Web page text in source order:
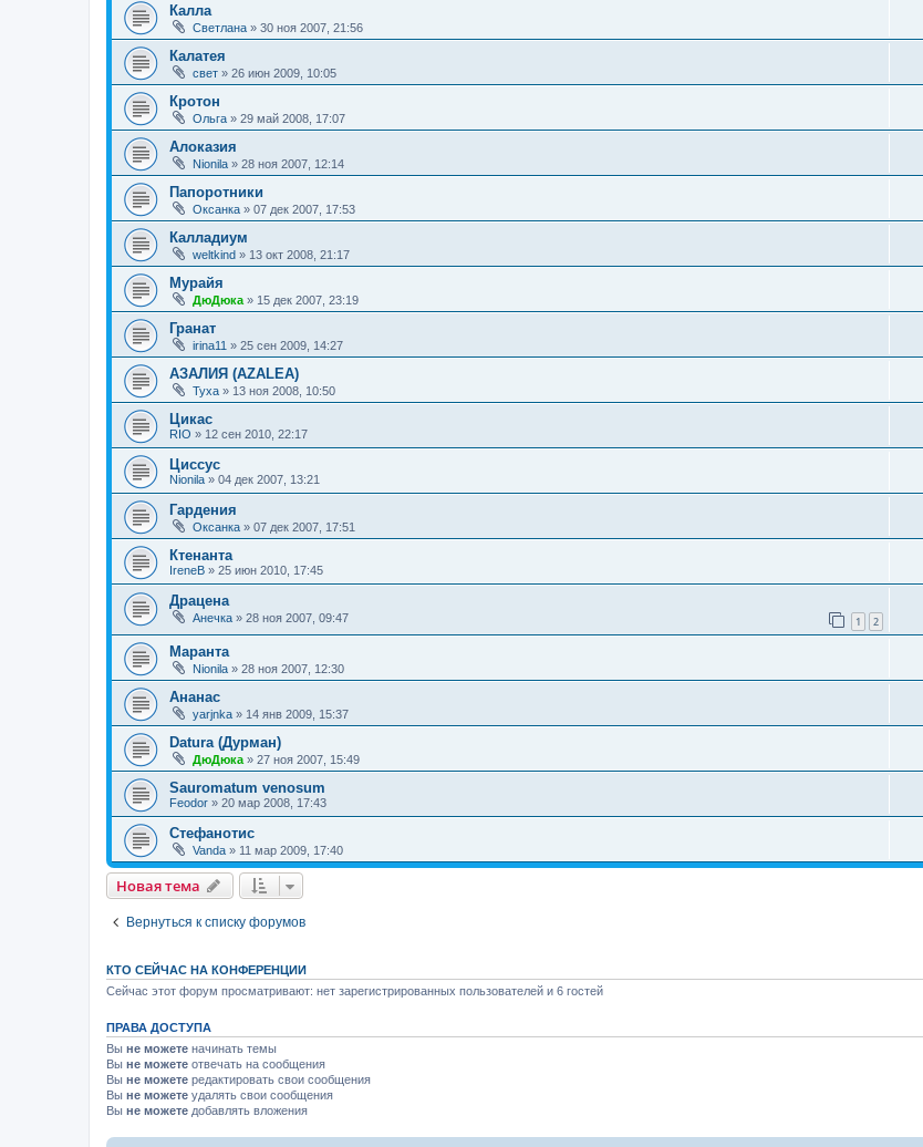
Калла
Светлана » 30 ноя 2007, 21:56
Калатея
свет » 26 июн 2009, 10:05
Кротон
Ольга » 29 май 2008, 17:07
Алоказия
Nionila » 28 ноя 2007, 12:14
Папоротники
Оксанка » 07 дек 2007, 17:53
Калладиум
weltkind » 13 окт 2008, 21:17
Мурайя
ДюДюка » 15 дек 2007, 23:19
Гранат
irina11 » 25 сен 2009, 14:27
АЗАЛИЯ (AZALEA)
Tyxa » 13 ноя 2008, 10:50
Цикас
RIO » 12 сен 2010, 22:17
Циссус
Nionila » 04 дек 2007, 13:21
Гардения
Оксанка » 07 дек 2007, 17:51
Ктенанта
IreneB » 25 июн 2010, 17:45
Драцена
Анечка » 28 ноя 2007, 09:47 1 2
Маранта
Nionila » 28 ноя 2007, 12:30
Ананас
yarjnka » 14 янв 2009, 15:37
Datura (Дурман)
ДюДюка» 27 ноя 2007, 15:49
Sauromatum venosum
Feodor » 20 мар 2008, 17:43
Стефанотис
Vanda » 11 мар 2009, 17:40
Новая тема
Вернуться к списку форумов
КТО СЕЙЧАС НА КОНФЕРЕНЦИИ
Сейчас этот форум просматривают: нет зарегистрированных пользователей и 6 гостей
ПРАВА ДОСТУПА
Вы не можете начинать темы
Вы не можете отвечать на сообщения
Вы не можете редактировать свои сообщения
Вы не можете удалять свои сообщения
Вы не можете добавлять вложения